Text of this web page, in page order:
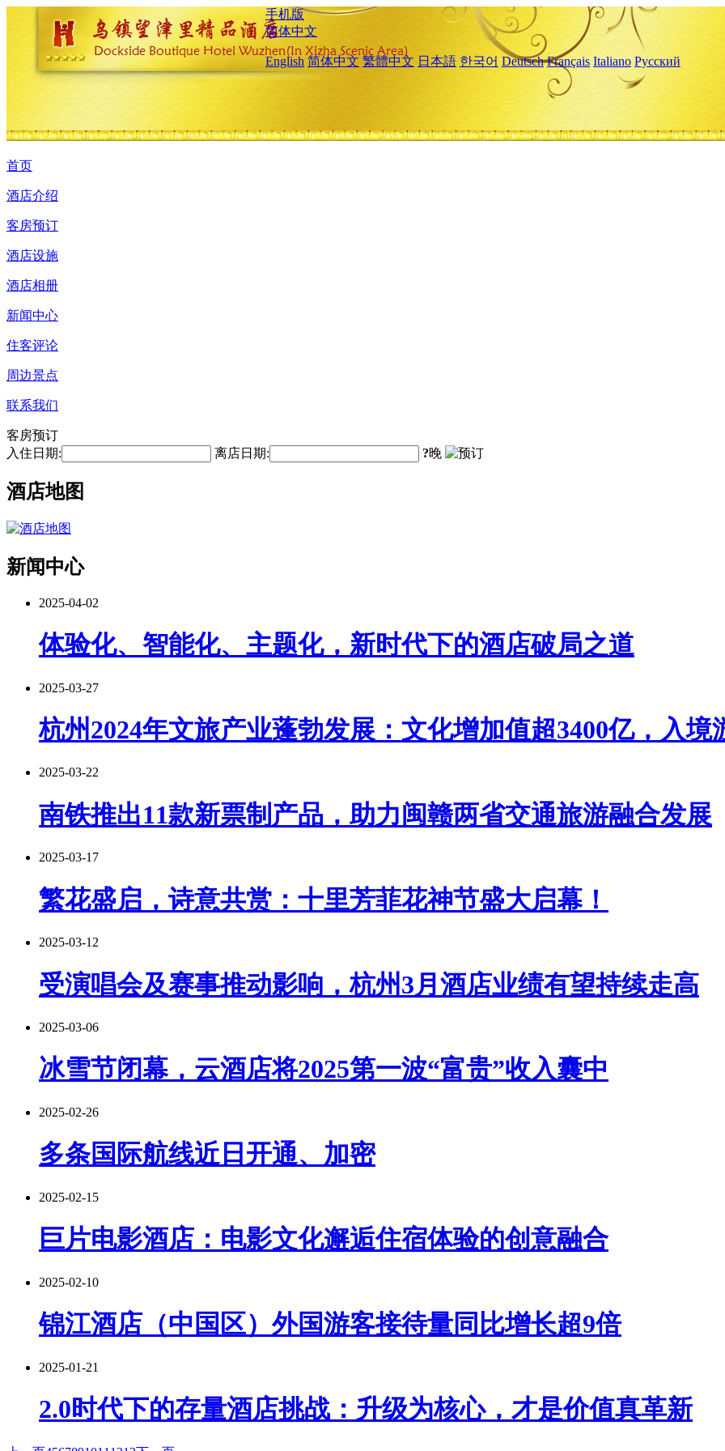
手机版
简体中文
English 简体中文 繁體中文 日本語 한국어 Deutsch Français Italiano Русский
首页
酒店介绍
客房预订
酒店设施
酒店相册
新闻中心
住客评论
周边景点
联系我们
客房预订
入住日期:
离店日期: ?晚
酒店地图
新闻中心
2025-04-02
体验化、智能化、主题化，新时代下的酒店破局之道
2025-03-27
杭州2024年文旅产业蓬勃发展：文化增加值超3400亿，入境
2025-03-22
南铁推出11款新票制产品，助力闽赣两省交通旅游融合发展
2025-03-17
繁花盛启，诗意共赏：十里芳菲花神节盛大启幕！
2025-03-12
受演唱会及赛事推动影响，杭州3月酒店业绩有望持续走高
2025-03-06
冰雪节闭幕，云酒店将2025第一波“富贵”收入囊中
2025-02-26
多条国际航线近日开通、加密
2025-02-15
巨片电影酒店：电影文化邂逅住宿体验的创意融合
2025-02-10
锦江酒店（中国区）外国游客接待量同比增长超9倍
2025-01-21
2.0时代下的存量酒店挑战：升级为核心，才是价值真革新